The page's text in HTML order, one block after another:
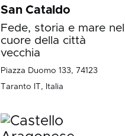
San Cataldo
Fede, storia e mare nel
cuore della città
vecchia
Piazza Duomo 133, 74123
Taranto IT, Italia